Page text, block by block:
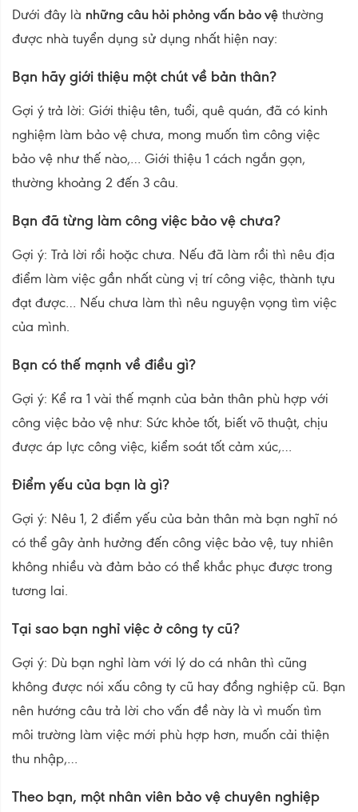
Dưới đây là những câu hỏi phỏng vấn bảo vệ thường
được nhà tuyển dụng sử dụng nhất hiện nay:
Bạn hãy giới thiệu một chút về bản thân?
Gợi ý trả lời: Giới thiệu tên, tuổi, quê quán, đã có kinh
nghiệm làm bảo vệ chưa, mong muốn tìm công việc
bảo vệ như thế nào,… Giới thiệu 1 cách ngắn gọn,
thường khoảng 2 đến 3 câu.
Bạn đã từng làm công việc bảo vệ chưa?
Gợi ý: Trả lời rồi hoặc chưa. Nếu đã làm rồi thì nêu địa
điểm làm việc gần nhất cùng vị trí công việc, thành tựu
đạt được… Nếu chưa làm thì nêu nguyện vọng tìm việc
của mình.
Bạn có thế mạnh về điều gì?
Gợi ý: Kể ra 1 vài thế mạnh của bản thân phù hợp với
công việc bảo vệ như: Sức khỏe tốt, biết võ thuật, chịu
được áp lực công việc, kiểm soát tốt cảm xúc,…
Điểm yếu của bạn là gì?
Gợi ý: Nêu 1, 2 điểm yếu của bản thân mà bạn nghĩ nó
có thể gây ảnh hưởng đến công việc bảo vệ, tuy nhiên
không nhiều và đảm bảo có thể khắc phục được trong
tương lai.
Tại sao bạn nghỉ việc ở công ty cũ?
Gợi ý: Dù bạn nghỉ làm với lý do cá nhân thì cũng
không được nói xấu công ty cũ hay đồng nghiệp cũ. Bạn
nên hướng câu trả lời cho vấn đề này là vì muốn tìm
môi trường làm việc mới phù hợp hơn, muốn cải thiện
thu nhập,…
Theo bạn, một nhân viên bảo vệ chuyên nghiệp